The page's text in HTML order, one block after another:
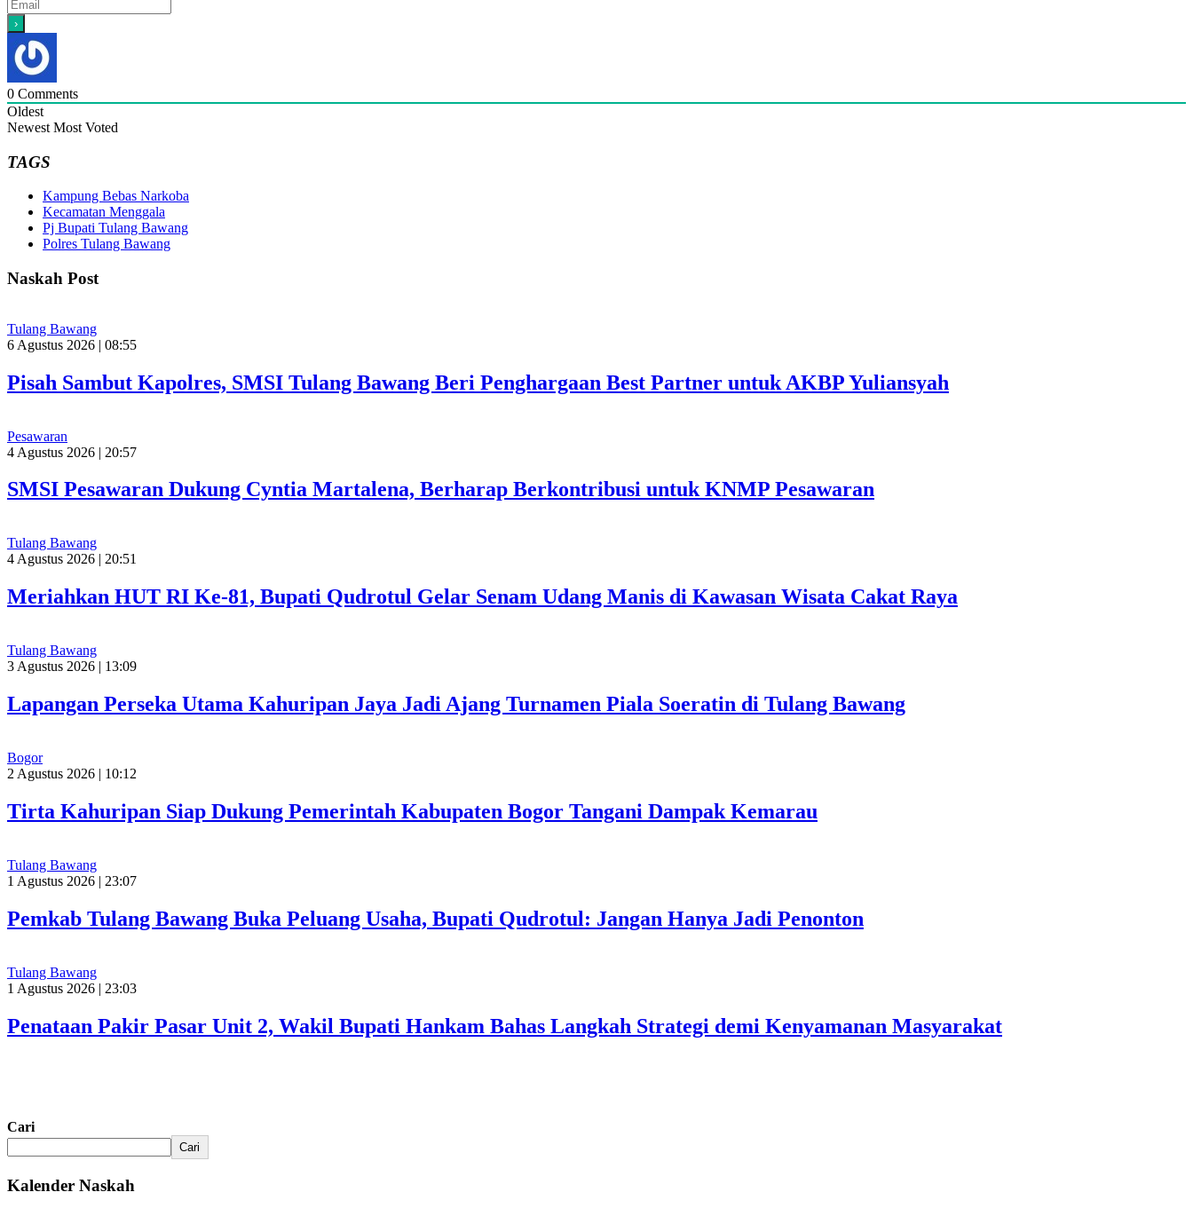
0 Comments
Oldest
Newest Most Voted
TAGS
Kampung Bebas Narkoba
Kecamatan Menggala
Pj Bupati Tulang Bawang
Polres Tulang Bawang
Naskah Post
Tulang Bawang
6 Agustus 2026 | 08:55
Pisah Sambut Kapolres, SMSI Tulang Bawang Beri Penghargaan Best Partner untuk AKBP Yuliansyah
Pesawaran
4 Agustus 2026 | 20:57
SMSI Pesawaran Dukung Cyntia Martalena, Berharap Berkontribusi untuk KNMP Pesawaran
Tulang Bawang
4 Agustus 2026 | 20:51
Meriahkan HUT RI Ke-81, Bupati Qudrotul Gelar Senam Udang Manis di Kawasan Wisata Cakat Raya
Tulang Bawang
3 Agustus 2026 | 13:09
Lapangan Perseka Utama Kahuripan Jaya Jadi Ajang Turnamen Piala Soeratin di Tulang Bawang
Bogor
2 Agustus 2026 | 10:12
Tirta Kahuripan Siap Dukung Pemerintah Kabupaten Bogor Tangani Dampak Kemarau
Tulang Bawang
1 Agustus 2026 | 23:07
Pemkab Tulang Bawang Buka Peluang Usaha, Bupati Qudrotul: Jangan Hanya Jadi Penonton
Tulang Bawang
1 Agustus 2026 | 23:03
Penataan Pakir Pasar Unit 2, Wakil Bupati Hankam Bahas Langkah Strategi demi Kenyamanan Masyarakat
Cari
Cari
Kalender Naskah